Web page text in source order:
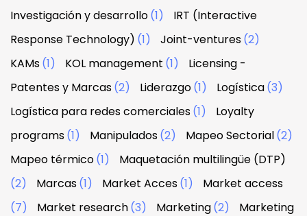
Investigación y desarrollo(1)
IRT (Interactive
Response Technology) (1) Joint-ventures(2)
KAMs(1) KOL management (1)
Licensing -
Patentes y Marcas(2) Liderazgo(1) Logística(3)
Logística para redes comerciales(1)
Loyalty
programs(1) Manipulados(2) Mapeo Sectorial(2)
Mapeo térmico(1)
Maquetación multilingüe (DTP)
(2)
Marcas(1) Market Acces(1)
Market access
(7)
Market research(3) Marketing(2)
Marketing